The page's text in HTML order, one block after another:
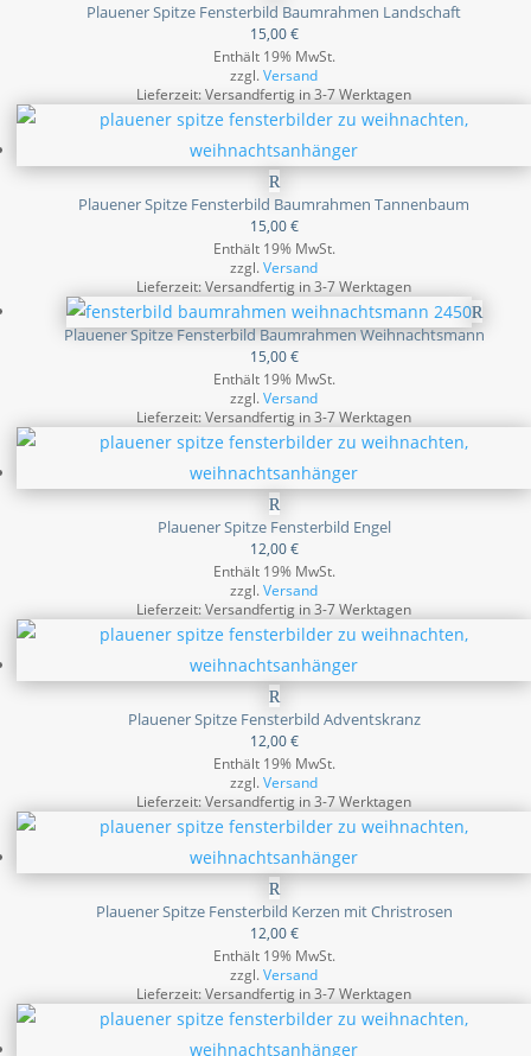
Plauener Spitze Fensterbild Baumrahmen Landschaft
15,00€
Enthält 19% MwSt.
zzgl.Versand
Lieferzeit: Versandfertig in 3-7 Werktagen
Plauener Spitze Fensterbild Baumrahmen Tannenbaum
15,00€
Enthält 19% MwSt.
zzgl.Versand
Lieferzeit: Versandfertig in 3-7 Werktagen
Plauener Spitze Fensterbild Baumrahmen Weihnachtsmann
15,00€
Enthält 19% MwSt.
zzgl.Versand
Lieferzeit: Versandfertig in 3-7 Werktagen
Plauener Spitze Fensterbild Engel
12,00€
Enthält 19% MwSt.
zzgl.Versand
Lieferzeit: Versandfertig in 3-7 Werktagen
Plauener Spitze Fensterbild Adventskranz
12,00€
Enthält 19% MwSt.
zzgl.Versand
Lieferzeit: Versandfertig in 3-7 Werktagen
Plauener Spitze Fensterbild Kerzen mit Christrosen
12,00€
Enthält 19% MwSt.
zzgl.Versand
Lieferzeit: Versandfertig in 3-7 Werktagen